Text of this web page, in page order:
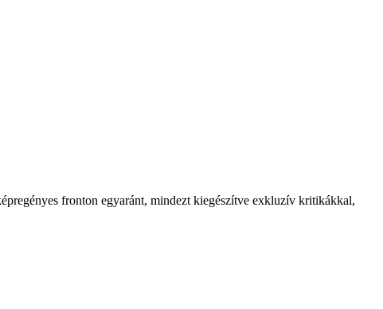
fronton egyaránt, mindezt kiegészítve exkluzív kritikákkal,